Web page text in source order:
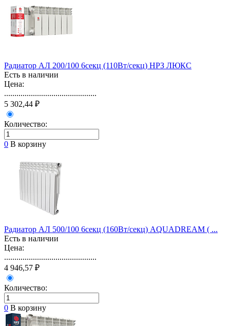
Радиатор АЛ 200/100 6секц (110Вт/секц) НРЗ ЛЮКС
Есть в наличии
Цена:
.............................................
5 302,44 ₽
Количество:
0 В корзину
Радиатор АЛ 500/100 6секц (160Вт/секц) AQUADREAM ( ...
Есть в наличии
Цена:
.............................................
4 946,57 ₽
Количество:
0 В корзину